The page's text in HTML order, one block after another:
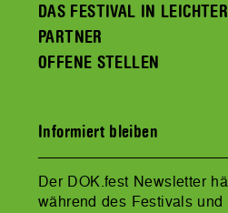
DAS FESTIVAL IN
PARTNER
OFFENE STELLEN
Informiert bleiben
Der DOK.fest Newsletter
während des Festivals und